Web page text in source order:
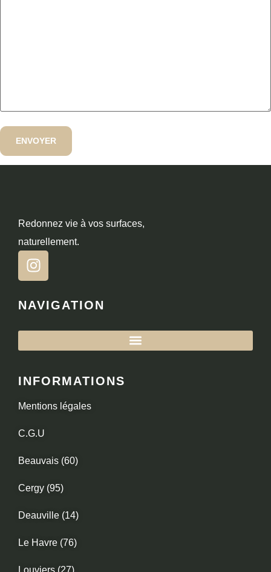
Redonnez vie à vos surfaces,
naturellement.
NAVIGATION
INFORMATIONS
Mentions légales
C.G.U
Beauvais (60)
Cergy (95)
Deauville (14)
Le Havre (76)
Louviers (27)